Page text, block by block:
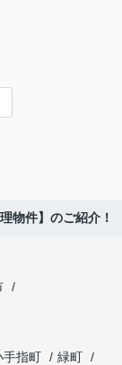
物件】のご紹介！
手指町
緑町